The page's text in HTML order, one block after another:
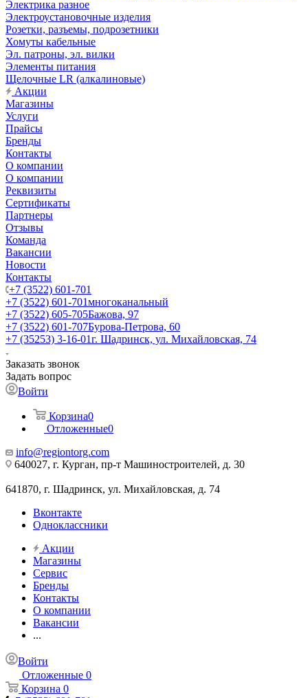
Электрика разное
Электроустановочные изделия
Розетки, разъемы, подрозетники
Хомуты кабельные
Эл. патроны, эл. вилки
Элементы питания
Щелочные LR (алкалиновые)
Акции
Магазины
Услуги
Прайсы
Бренды
Контакты
О компании
О компании
Реквизиты
Сертификаты
Партнеры
Отзывы
Команда
Вакансии
Новости
Контакты
+7 (3522) 601-701
+7 (3522) 601-701многоканальный
+7 (3522) 605-705Бажова, 97
+7 (3522) 601-707Бурова-Петрова, 60
+7 (35253) 3-16-01г. Шадринск, ул. Михайловская, 74
Заказать звонок
Задать вопрос
Войти
Корзина0
Отложенные0
info@regiontorg.com
640027, г. Курган, пр-т Машиностроителей, д. 30
641870, г. Шадринск, ул. Михайловская, д. 74
Вконтакте
Одноклассники
Акции
Магазины
Сервис
Бренды
Контакты
О компании
Вакансии
...
Войти
Отложенные 0
Корзина 0